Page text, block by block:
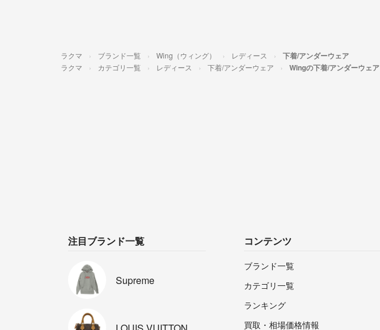
ラクマ ブランド一覧 Wing（ウィング） レディース 下着/アンダーウェア
ラクマ カテゴリ一覧 レディース 下着/アンダーウェア Wingの下着/アンダーウェア
注目ブランド一覧
Supreme
コンテンツ
ブランド一覧
カテゴリ一覧
ランキング
買取・相場価格情報